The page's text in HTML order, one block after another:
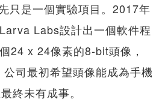
只是一個實驗項目。2017年
Labs設計出一個軟件程
24 x 24像素的8-bit頭像，
司最初希望頭像能成為手機
終未有成事。